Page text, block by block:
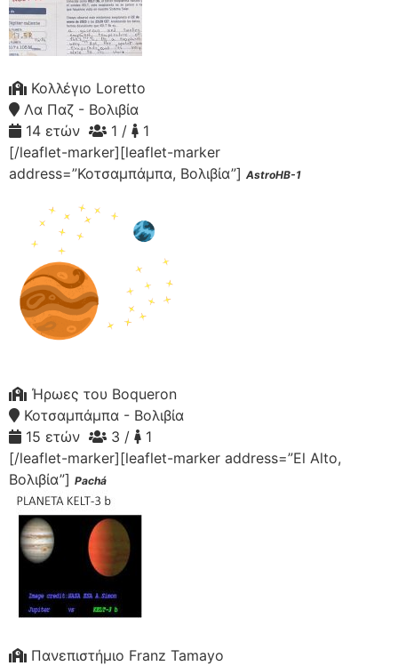
Κολλέγιο Loretto
Λα Παζ - Βολιβία
14 ετών
1 /
1
[/leaflet-marker][leaflet-marker
address=”Κοτσαμπάμπα, Βολιβία”] AstroHB-1
Ήρωες του Boqueron
Κοτσαμπάμπα - Βολιβία
15 ετών
3 /
1
[/leaflet-marker][leaflet-marker address=”El Alto,
Βολιβία”] Pachá
Πανεπιστήμιο Franz Tamayo